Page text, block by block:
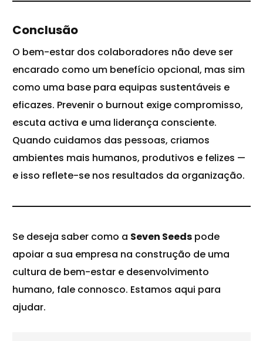
Conclusão
O bem-estar dos colaboradores não deve ser
encarado como um benefício opcional, mas sim
como uma base para equipas sustentáveis e
eficazes. Prevenir o burnout exige compromisso,
escuta activa e uma liderança consciente.
Quando cuidamos das pessoas, criamos
ambientes mais humanos, produtivos e felizes —
e isso reflete-se nos resultados da organização.
Se deseja saber como a Seven Seeds pode
apoiar a sua empresa na construção de uma
cultura de bem-estar e desenvolvimento
humano, fale connosco. Estamos aqui para
ajudar.